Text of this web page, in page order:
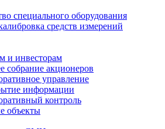
специального оборудования
средств измерений
и инвесторам
собрание акционеров
управление
информации
контроль
объекты